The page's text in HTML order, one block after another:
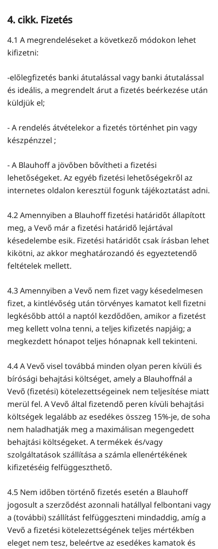
4. cikk. Fizetés
4.1 A megrendeléseket a következő módokon lehet
kifizetni:
-előlegfizetés banki átutalással vagy banki átutalással
és ideális, a megrendelt árut a fizetés beérkezése után
küldjük el;
- A rendelés átvételekor a fizetés történhet pin vagy
készpénzzel ;
- A Blauhoff a jövőben bővítheti a fizetési
lehetőségeket. Az egyéb fizetési lehetőségekről az
internetes oldalon keresztül fogunk tájékoztatást adni.
4.2 Amennyiben a Blauhoff fizetési határidőt állapított
meg, a Vevő már a fizetési határidő lejártával
késedelembe esik. Fizetési határidőt csak írásban lehet
kikötni, az akkor meghatározandó és egyeztetendő
feltételek mellett.
4.3 Amennyiben a Vevő nem fizet vagy késedelmesen
fizet, a kintlévőség után törvényes kamatot kell fizetni
legkésőbb attól a naptól kezdődően, amikor a fizetést
meg kellett volna tenni, a teljes kifizetés napjáig; a
megkezdett hónapot teljes hónapnak kell tekinteni.
4.4 A Vevő visel továbbá minden olyan peren kívüli és
bírósági behajtási költséget, amely a Blauhoffnál a
Vevő (fizetési) kötelezettségeinek nem teljesítése miatt
merül fel. A Vevő által fizetendő peren kívüli behajtási
költségek legalább az esedékes összeg 15%-je, de soha
nem haladhatják meg a maximálisan megengedett
behajtási költségeket. A termékek és/vagy
szolgáltatások szállítása a számla ellenértékének
kifizetéséig felfüggeszthető.
4.5 Nem időben történő fizetés esetén a Blauhoff
jogosult a szerződést azonnali hatállyal felbontani vagy
a (további) szállítást felfüggeszteni mindaddig, amíg a
Vevő a fizetési kötelezettségének teljes mértékben
eleget nem tesz, beleértve az esedékes kamatok és